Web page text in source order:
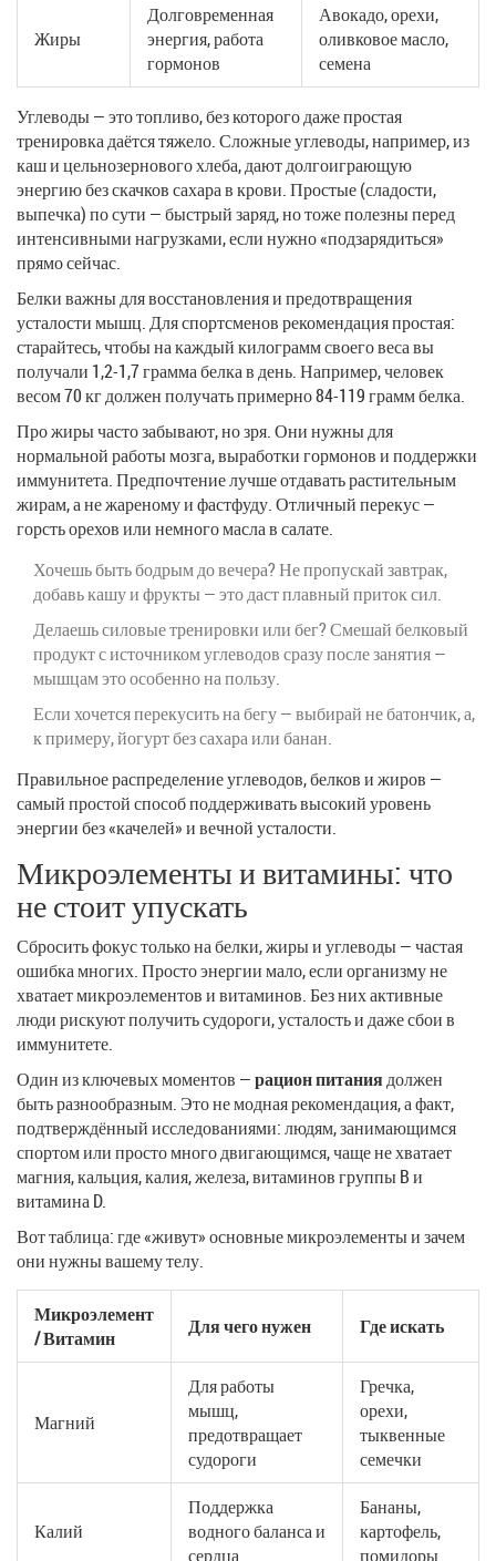
Жиры
Долговременная
энергия, работа
гормонов
Авокадо, орехи,
оливковое масло,
семена
Углеводы — это топливо, без которого даже простая
тренировка даётся тяжело. Сложные углеводы, например, из
каш и цельнозернового хлеба, дают долгоиграющую
энергию без скачков сахара в крови. Простые (сладости,
выпечка) по сути — быстрый заряд, но тоже полезны перед
интенсивными нагрузками, если нужно «подзарядиться»
прямо сейчас.
Белки важны для восстановления и предотвращения
усталости мышц. Для спортсменов рекомендация простая:
старайтесь, чтобы на каждый килограмм своего веса вы
получали 1,2-1,7 грамма белка в день. Например, человек
весом 70 кг должен получать примерно 84-119 грамм белка.
Про жиры часто забывают, но зря. Они нужны для
нормальной работы мозга, выработки гормонов и поддержки
иммунитета. Предпочтение лучше отдавать растительным
жирам, а не жареному и фастфуду. Отличный перекус —
горсть орехов или немного масла в салате.
Хочешь быть бодрым до вечера? Не пропускай завтрак,
добавь кашу и фрукты — это даст плавный приток сил.
Делаешь силовые тренировки или бег? Смешай белковый
продукт с источником углеводов сразу после занятия —
мышцам это особенно на пользу.
Если хочется перекусить на бегу — выбирай не батончик, а,
к примеру, йогурт без сахара или банан.
Правильное распределение углеводов, белков и жиров —
самый простой способ поддерживать высокий уровень
энергии без «качелей» и вечной усталости.
Микроэлементы и витамины: что
не стоит упускать
Сбросить фокус только на белки, жиры и углеводы — частая
ошибка многих. Просто энергии мало, если организму не
хватает микроэлементов и витаминов. Без них активные
люди рискуют получить судороги, усталость и даже сбои в
иммунитете.
Один из ключевых моментов —рацион питаниядолжен
быть разнообразным. Это не модная рекомендация, а факт,
подтверждённый исследованиями: людям, занимающимся
спортом или просто много двигающимся, чаще не хватает
магния, кальция, калия, железа, витаминов группы B и
витамина D.
Вот таблица: где «живут» основные микроэлементы и зачем
они нужны вашему телу.
Микроэлемент
/ Витамин
Для чего нужен Где искать
Магний
Для работы
мышц,
предотвращает
судороги
Гречка,
орехи,
тыквенные
семечки
Калий
Поддержка
водного баланса и
сердца
Бананы,
картофель,
помидоры